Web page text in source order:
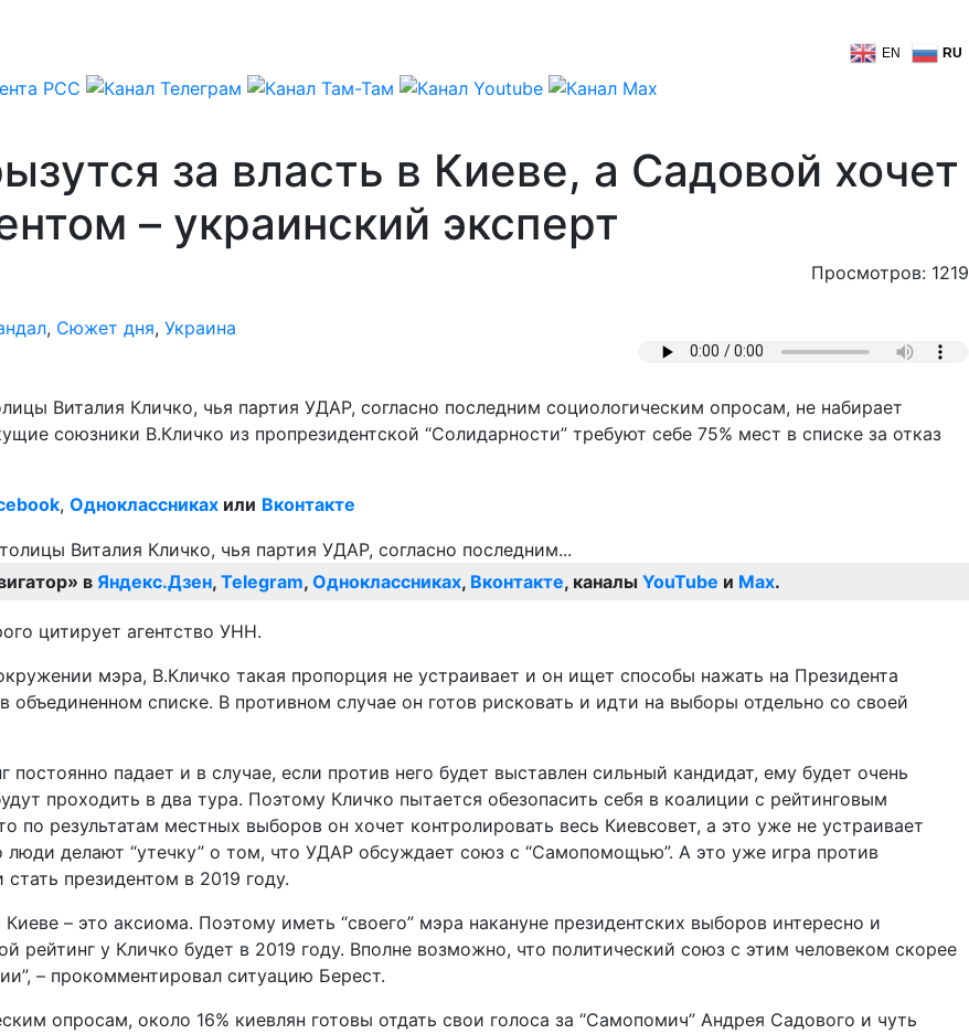
EN RU
за власть в Киеве, а Садовой хочет
– украинский эксперт
Просмотров: 1219
, Сюжет дня, Украина
Виталия Кличко, чья партия УДАР, согласно последним социологическим опросам, не набирает
союзники В.Кличко из пропрезидентской “Солидарности” требуют себе 75% мест в списке за отказ
, Одноклассниках или Вконтакте
в Яндекс.Дзен, Telegram, Одноклассниках, Вконтакте, каналы YouTube и Max.
цитирует агентство УНН.
мэра, В.Кличко такая пропорция не устраивает и он ищет способы нажать на Президента
списке. В противном случае он готов рисковать и идти на выборы отдельно со своей
падает и в случае, если против него будет выставлен сильный кандидат, ему будет очень
проходить в два тура. Поэтому Кличко пытается обезопасить себя в коалиции с рейтинговым
результатам местных выборов он хочет контролировать весь Киевсовет, а это уже не устраивает
люди делают “утечку” о том, что УДАР обсуждает союз с “Самопомощью”. А это уже игра против
президентом в 2019 году.
– это аксиома. Поэтому иметь “своего” мэра накануне президентских выборов интересно и
рейтинг у Кличко будет в 2019 году. Вполне возможно, что политический союз с этим человеком скорее
– прокомментировал ситуацию Берест.
опросам, около 16% киевлян готовы отдать свои голоса за “Самопомич” Андрея Садового и чуть